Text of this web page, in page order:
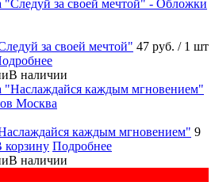
за своей мечтой" 47 руб. / 1 шт
В наличии
каждым мгновением" 9
корзину Подробнее
В наличии